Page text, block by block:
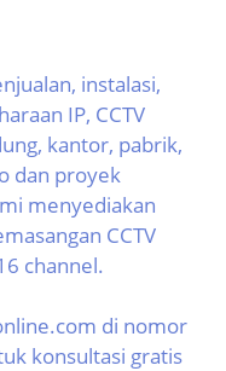
instalasi,
IP, CCTV
kantor, pabrik,
dan proyek
menyediakan
CCTV
channel.
di nomor
konsultasi gratis